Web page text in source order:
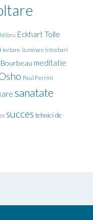
Eckhart Tolle
iertare iluminare intrebari
Bourbeau meditatie
Paul Ferrini
sanatate
succes tehnici de